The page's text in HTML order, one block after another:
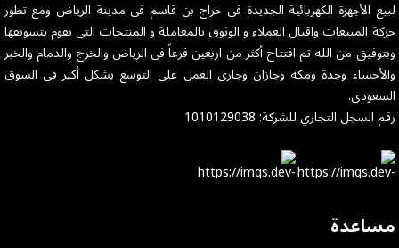
لبيع الأجهزة الكهربائية الجديدة فى حراج بن قاسم فى مدينة الرياض ومع تطور
حركة المبيعات واقبال العملاء و الوثوق بالمعاملة و المنتجات التى نقوم بتسويقها
وبتوفيق من الله تم افتتاح أكثر من اربعين فرعاً فى الرياض والخرج والدمام والخبر
والأحساء وجدة ومكة وجازان وجارى العمل على التوسع بشكل أكبر فى السوق
السعودى.
رقم السجل التجاري للشركة: 1010129038
مساعدة